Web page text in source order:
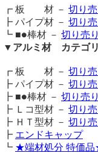
ておりません。
もしご入用でしたら
要書類にチェックを
に同梱（パイプ等、
後日発送依頼、又は
をいただきます。も
り返します。
メールでのPDF送信
購入前の見積書・請
（PDF・無料）
（バリ取り不要の場
ます。ご了承ください
※R面取り・C面取り
※レーザーカット品
品等はバリ取り無し
※小サイズカットの
はバリ取りが難しい
もあります。
※端材処分品などの
す。その場合、商品
15A SGP管について
はじめまして。
下記の15A白SGP管（
のですが可能でしょうか
┏ 板 材 － 切り売
┣ パイプ材 － 切り売
┗ ■●棒材 － 切り売り
▼アルミ材 カテゴリ
┏ 板 材 － 切り売
┣ パイプ材 － 切り売
┣ ■●棒材 － 切り売り
┣ Ｌコ型材 － 切り売
┣ ＨＴ型材 － 切り売
┣ エンドキャップ
┗ ★端材処分 特価